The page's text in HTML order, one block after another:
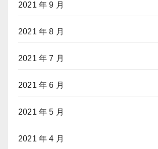
2021 年 9 月
2021 年 8 月
2021 年 7 月
2021 年 6 月
2021 年 5 月
2021 年 4 月